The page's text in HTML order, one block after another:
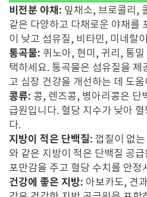
비전분 야채: 잎채소, 브로콜리,
같은 다양하고 다채로운 야채를
이 낮고 섬유질, 비타민, 미네랄
통곡물: 퀴노아, 현미, 귀리, 통
택하세요. 통곡물은 섬유질을
고 심장 건강을 개선하는 데 도
콩류: 콩, 렌즈콩, 병아리콩은 단
급원입니다. 혈당 지수가 낮아
다.
지방이 적은 단백질: 껍질이 없
와 같은 지방이 적은 단백질 공
포만감을 주고 혈당 수치를 안정
건강에 좋은 지방: 아보카도, 견